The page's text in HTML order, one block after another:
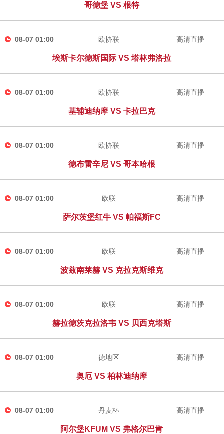
哥德堡 VS 根特
08-07 01:00 欧协联
埃斯卡尔德斯国际 VS 塔林弗洛拉
高清直播
08-07 01:00 欧协联
基辅迪纳摩 VS 卡拉巴克
高清直播
08-07 01:00 欧协联
德布雷辛尼 VS 哥本哈根
高清直播
08-07 01:00 欧联
萨尔茨堡红牛 VS 帕福斯FC
高清直播
08-07 01:00 欧联
波兹南莱赫 VS 克拉克斯维克
高清直播
08-07 01:00 欧联
赫拉德茨克拉洛韦 VS 贝西克塔斯
高清直播
08-07 01:00 德地区
奥厄 VS 柏林迪纳摩
高清直播
08-07 01:00 丹麦杯
阿尔堡KFUM VS 弗格尔巴肯
高清直播